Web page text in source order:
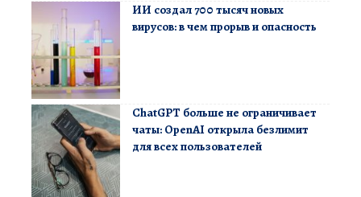
ИИ создал 700 тысяч новых
вирусов: в чем прорыв и опасность
ChatGPT больше не ограничивает
чаты: OpenAI открыла безлимит
для всех пользователей